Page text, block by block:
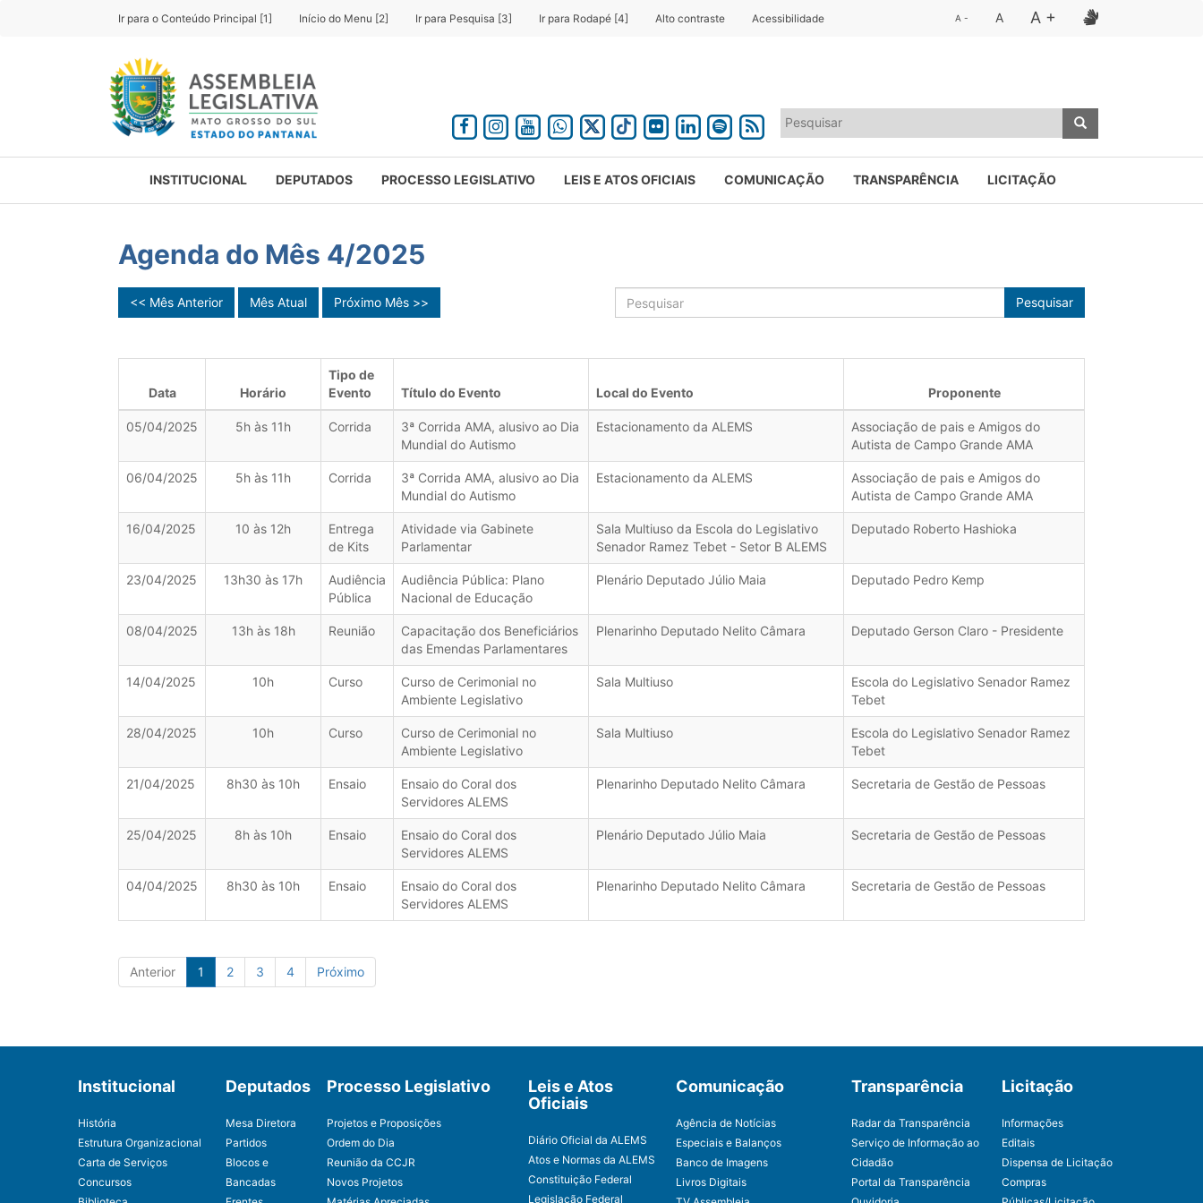
Ir para o Conteúdo Principal [1] Início do Menu [2] Ir para Pesquisa [3] Ir para Rodapé [4] Alto contraste Acessibilidade A - A A +
INSTITUCIONAL DEPUTADOS PROCESSO LEGISLATIVO LEIS E ATOS OFICIAIS COMUNICAÇÃO TRANSPARÊNCIA LICITAÇÃO
Agenda do Mês 4/2025
Pesquisar
<< Mês Anterior Mês Atual Próximo Mês >>
Data Horário
Tipo de
Evento
Título do Evento Local do Evento Proponente
05/04/2025 5h às 11h Corrida
3ª Corrida AMA, alusivo ao Dia
Mundial do Autismo
Estacionamento da ALEMS
Associação de pais e Amigos do
Autista de Campo Grande AMA
06/04/2025 5h às 11h Corrida
3ª Corrida AMA, alusivo ao Dia
Mundial do Autismo
Estacionamento da ALEMS
Associação de pais e Amigos do
Autista de Campo Grande AMA
16/04/2025 10 às 12h
Entrega
de Kits
Atividade via Gabinete
Parlamentar
Sala Multiuso da Escola do Legislativo
Senador Ramez Tebet - Setor B ALEMS
Deputado Roberto Hashioka
23/04/2025 13h30 às 17h
Audiência
Pública
Audiência Pública: Plano
Nacional de Educação
Plenário Deputado Júlio Maia Deputado Pedro Kemp
08/04/2025 13h às 18h Reunião
Capacitação dos Beneficiários
das Emendas Parlamentares
Plenarinho Deputado Nelito Câmara Deputado Gerson Claro - Presidente
14/04/2025 10h Curso
Curso de Cerimonial no
Ambiente Legislativo
Sala Multiuso
Escola do Legislativo Senador Ramez
Tebet
28/04/2025 10h Curso
Curso de Cerimonial no
Ambiente Legislativo
Sala Multiuso
Escola do Legislativo Senador Ramez
Tebet
21/04/2025 8h30 às 10h Ensaio
Ensaio do Coral dos
Servidores ALEMS
Plenarinho Deputado Nelito Câmara Secretaria de Gestão de Pessoas
25/04/2025 8h às 10h Ensaio
Ensaio do Coral dos
Servidores ALEMS
Plenário Deputado Júlio Maia Secretaria de Gestão de Pessoas
04/04/2025 8h30 às 10h Ensaio
Ensaio do Coral dos
Servidores ALEMS
Plenarinho Deputado Nelito Câmara Secretaria de Gestão de Pessoas
Anterior 1 2 3 4 Próximo
Institucional
História
Estrutura Organizacional
Carta de Serviços
Concursos
Deputados
Mesa Diretora
Partidos
Blocos e
Bancadas
Processo Legislativo
Projetos e Proposições
Ordem do Dia
Reunião da CCJR
Novos Projetos
Leis e Atos
Oficiais
Diário Oficial da ALEMS
Atos e Normas da ALEMS
Constituição Federal
Legislação Federal
Comunicação
Agência de Notícias
Especiais e Balanços
Banco de Imagens
Livros Digitais
Transparência
Radar da Transparência
Serviço de Informação ao
Cidadão
Portal da Transparência
Licitação
Informações
Editais
Dispensa de Licitação
Compras